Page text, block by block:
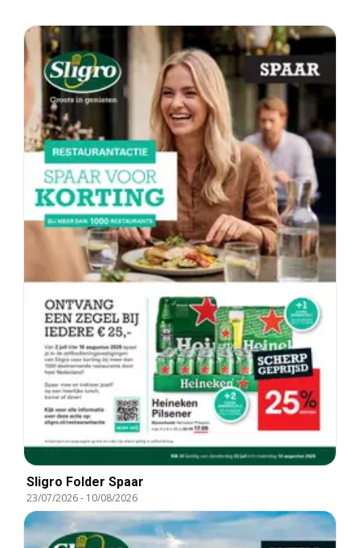
Sligro Folder Spaar
23/07/2026- 10/08/2026